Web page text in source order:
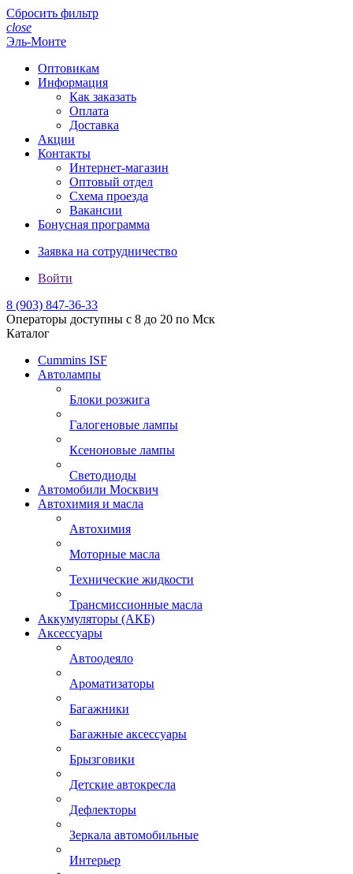
Сбросить фильтр
close
Эль-Монте
Оптовикам
Информация
Как заказать
Оплата
Доставка
Акции
Контакты
Интернет-магазин
Оптовый отдел
Схема проезда
Вакансии
Бонусная программа
Заявка на сотрудничество
Войти
8 (903) 847-36-33
Операторы доступны с 8 до 20 по Мск
Каталог
Cummins ISF
Автолампы
Блоки розжига
Галогеновые лампы
Ксеноновые лампы
Светодиоды
Автомобили Москвич
Автохимия и масла
Автохимия
Моторные масла
Технические жидкости
Трансмиссионные масла
Аккумуляторы (АКБ)
Аксессуары
Автоодеяло
Ароматизаторы
Багажники
Багажные аксессуары
Брызговики
Детские автокресла
Дефлекторы
Зеркала автомобильные
Интерьер